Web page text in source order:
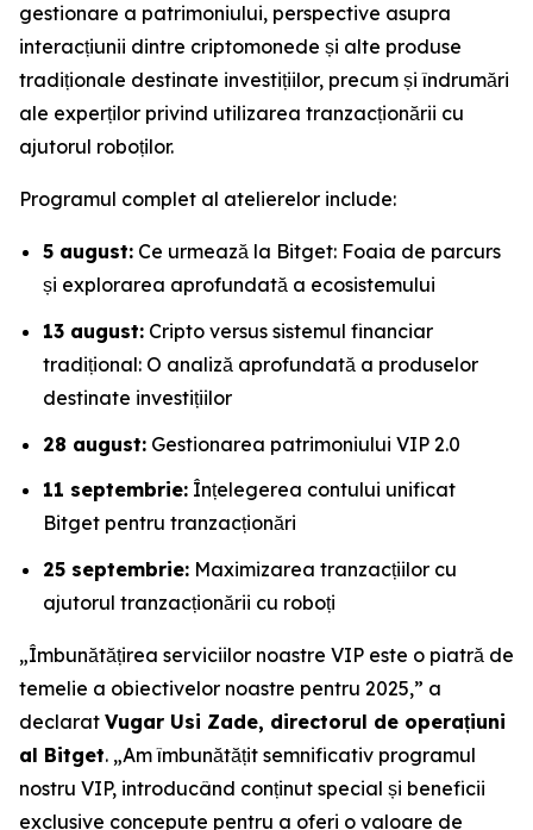
gestionare a patrimoniului, perspective asupra
interacțiunii dintre criptomonede și alte produse
tradiționale destinate investițiilor, precum și îndrumări
ale experților privind utilizarea tranzacționării cu
ajutorul roboților.
Programul complet al atelierelor include:
5 august: Ce urmează la Bitget: Foaia de parcurs
și explorarea aprofundată a ecosistemului
13 august: Cripto versus sistemul financiar
tradițional: O analiză aprofundată a produselor
destinate investițiilor
28 august: Gestionarea patrimoniului VIP 2.0
11 septembrie: Înțelegerea contului unificat
Bitget pentru tranzacționări
25 septembrie: Maximizarea tranzacțiilor cu
ajutorul tranzacționării cu roboți
„Îmbunătățirea serviciilor noastre VIP este o piatră de
temelie a obiectivelor noastre pentru 2025,” a
declarat Vugar Usi Zade, directorul de operațiuni
al Bitget. „Am îmbunătățit semnificativ programul
nostru VIP, introducând conținut special și beneficii
exclusive concepute pentru a oferi o valoare de